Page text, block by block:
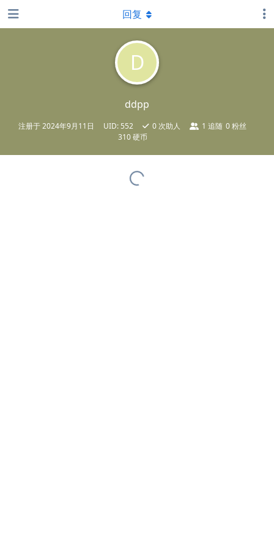
D
ddpp
注册于2024年9月11日 UID: 552 0 次助人 1 追随 0粉丝
310 硬币
回复